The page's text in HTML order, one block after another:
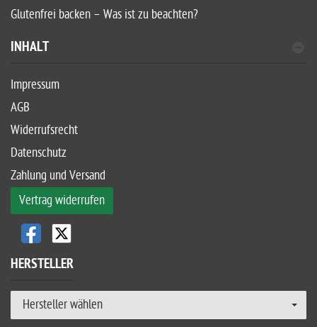
Glutenfrei backen – Was ist zu beachten?
INHALT
Impressum
AGB
Widerrufsrecht
Datenschutz
Zahlung und Versand
Vertrag widerrufen
HERSTELLER
Hersteller wählen